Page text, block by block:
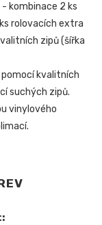
- kombinace 2 ks
rolovacích extra
zipů (šířka
kvalitních
suchých zipů.
vinylového